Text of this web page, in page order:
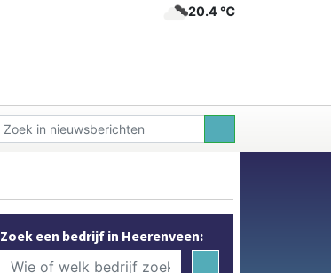
20.4 ℃
Zoek een bedrijf in Heerenveen: